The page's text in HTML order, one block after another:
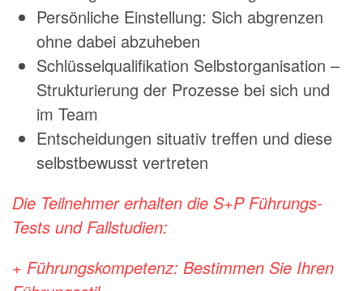
Persönliche Einstellung: Sich abgrenzen
ohne dabei abzuheben
Schlüsselqualifikation Selbstorganisation –
Strukturierung der Prozesse bei sich und
im Team
Entscheidungen situativ treffen und diese
selbstbewusst vertreten
Die Teilnehmer erhalten die S+P Führungs-
Tests und Fallstudien:
+ Führungskompetenz: Bestimmen Sie Ihren